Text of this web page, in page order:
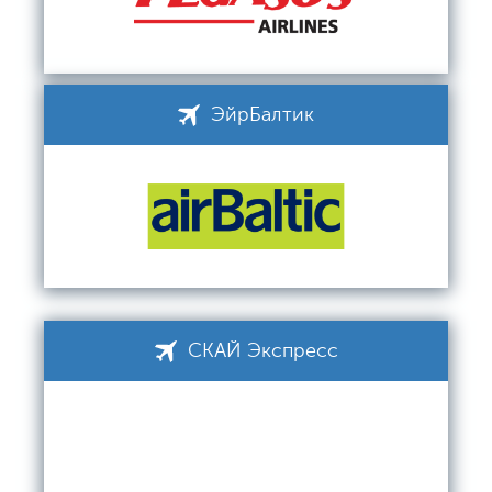
ЭйрБалтик
СКАЙ Экспресс